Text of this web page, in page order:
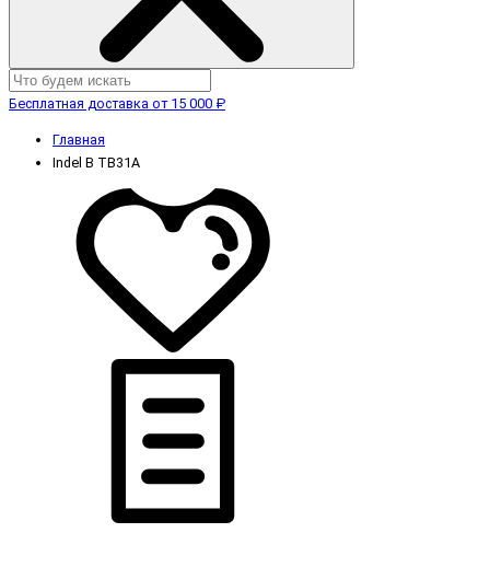
Бесплатная доставка от 15 000 ₽
Главная
Indel B TB31A